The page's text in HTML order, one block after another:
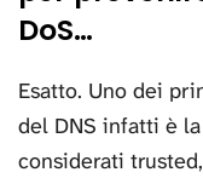
DoS…
Esatto. Uno dei
del DNS infatti è
considerati